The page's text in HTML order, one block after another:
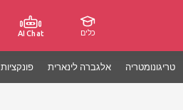
AI Chat כלים
פונקציות אלגברה לינארית טריגונומטריה